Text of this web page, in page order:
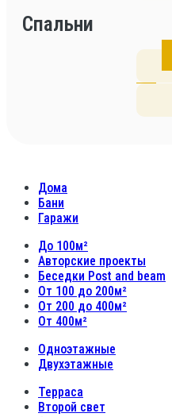
Спальни
Дома
Бани
Гаражи
До 100м²
Авторские проекты
Беседки Post and beam
От 100 до 200м²
От 200 до 400м²
От 400м²
Одноэтажные
Двухэтажные
Терраса
Второй свет